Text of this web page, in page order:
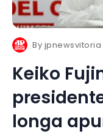
By jpnewsvitoria
Keiko
longa